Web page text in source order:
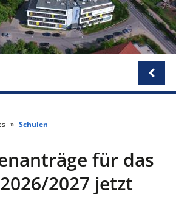
Schulen
für das
2027 jetzt